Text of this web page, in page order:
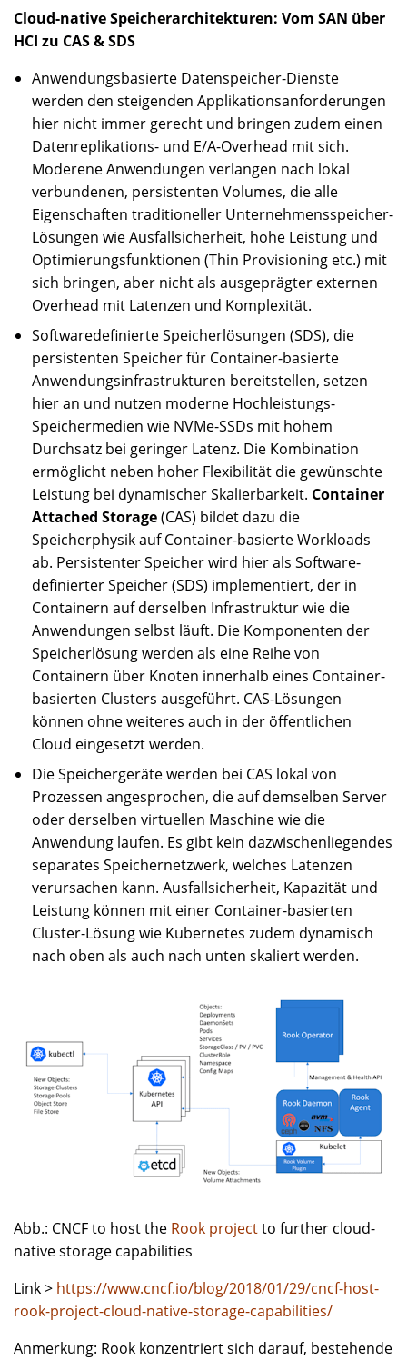
Cloud-native Speicherarchitekturen: Vom SAN über
HCI zu CAS & SDS
Anwendungsbasierte Datenspeicher-Dienste
werden den steigenden Applikationsanforderungen
hier nicht immer gerecht und bringen zudem einen
Datenreplikations- und E/A-Overhead mit sich.
Moderene Anwendungen verlangen nach lokal
verbundenen, persistenten Volumes, die alle
Eigenschaften traditioneller Unternehmensspeicher-
Lösungen wie Ausfallsicherheit, hohe Leistung und
Optimierungsfunktionen (Thin Provisioning etc.) mit
sich bringen, aber nicht als ausgeprägter externen
Overhead mit Latenzen und Komplexität.
Softwaredefinierte Speicherlösungen (SDS), die
persistenten Speicher für Container-basierte
Anwendungsinfrastrukturen bereitstellen, setzen
hier an und nutzen moderne Hochleistungs-
Speichermedien wie NVMe-SSDs mit hohem
Durchsatz bei geringer Latenz. Die Kombination
ermöglicht neben hoher Flexibilität die gewünschte
Leistung bei dynamischer Skalierbarkeit. Container
Attached Storage(CAS) bildet dazu die
Speicherphysik auf Container-basierte Workloads
ab. Persistenter Speicher wird hier als Software-
definierter Speicher (SDS) implementiert, der in
Containern auf derselben Infrastruktur wie die
Anwendungen selbst läuft. Die Komponenten der
Speicherlösung werden als eine Reihe von
Containern über Knoten innerhalb eines Container-
basierten Clusters ausgeführt. CAS-Lösungen
können ohne weiteres auch in der öffentlichen
Cloud eingesetzt werden.
Die Speichergeräte werden bei CAS lokal von
Prozessen angesprochen, die auf demselben Server
oder derselben virtuellen Maschine wie die
Anwendung laufen. Es gibt kein dazwischenliegendes
separates Speichernetzwerk, welches Latenzen
verursachen kann. Ausfallsicherheit, Kapazität und
Leistung können mit einer Container-basierten
Cluster-Lösung wie Kubernetes zudem dynamisch
nach oben als auch nach unten skaliert werden.
Abb.: CNCF to host the Rook projectto further cloud-
native storage capabilities
Link > https://www.cncf.io/blog/2018/01/29/cncf-host-
rook-project-cloud-native-storage-capabilities/
Anmerkung: Rook konzentriert sich darauf, bestehende